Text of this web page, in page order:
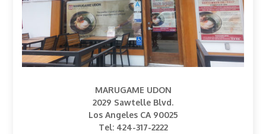
MARUGAME UDON
2029 Sawtelle Blvd.
Los Angeles CA 90025
Tel: 424-317-2222